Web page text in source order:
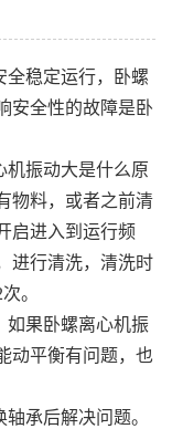
全稳定运行，卧螺
安全性的故障是卧
机振动大是什么原
物料，或者之前清
启进入到运行频
进行清洗，清洗时
。
如果卧螺离心机振
动平衡有问题，也
承后解决问题。